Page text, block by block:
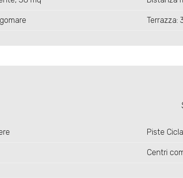
Terrazza:
Piste
Centri